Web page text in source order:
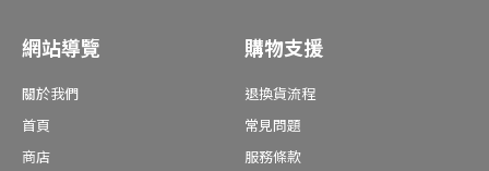
k
-
a
m
網站導覽
關於我們
首頁
商店
購物支援
退換貨流程
常見問題
服務條款